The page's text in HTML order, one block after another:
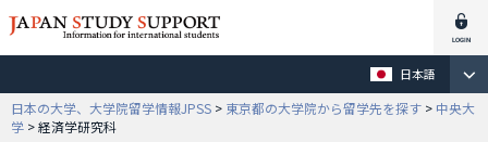
日本語
日本の大学、大学院留学情報JPSS > 東京都の大学院から留学先を探す > 中央大
学 >経済学研究科